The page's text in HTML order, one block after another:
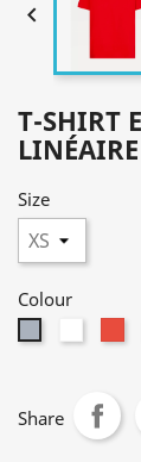

T-SHIRT
Size
Colour
Share